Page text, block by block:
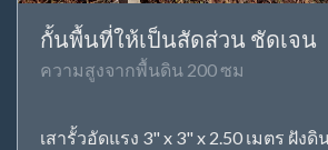
กั้นพื้นที่ให้เป็นสัดส่วน ชัดเจน
ความสูงจากพื้นดิน 200 ซม
เสารั้วอัดแรง 3" x 3" x 2.50 เมตร ฝังดิ